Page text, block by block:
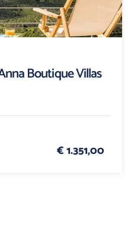
Boutique Villas
€ 1.351,00